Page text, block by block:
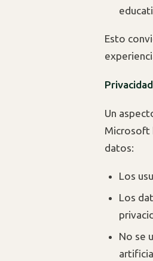
Esto
Un
Microsoft
datos:
Los
Los
No se